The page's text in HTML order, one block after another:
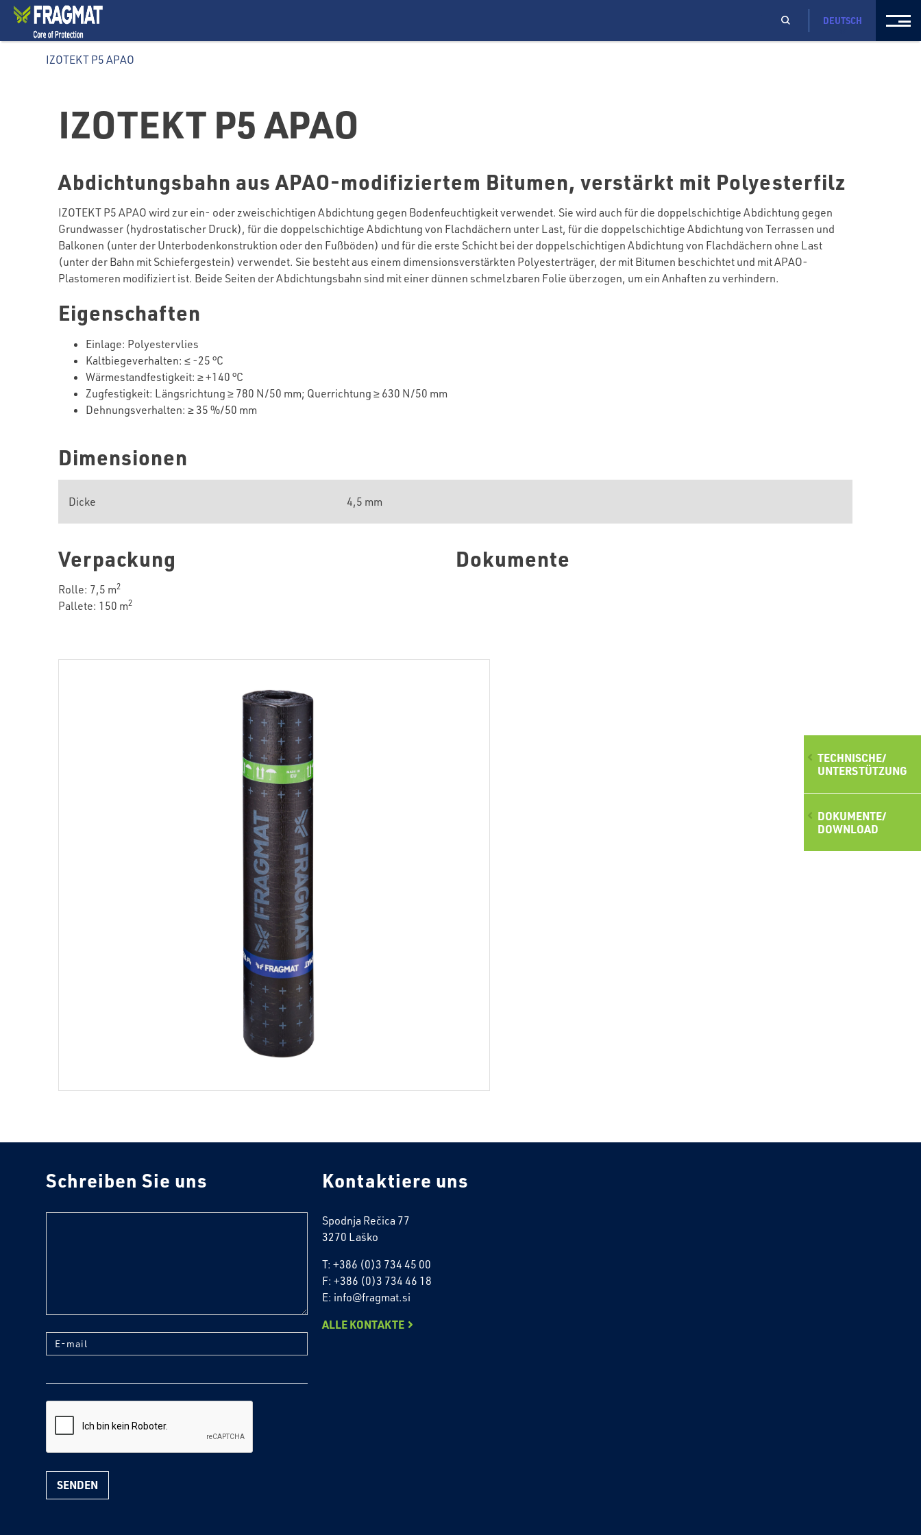
TECHNISCHE/
UNTERSTÜTZUNG
DOKUMENTE/
DOWNLOAD
DEUTSCH
IZOTEKT P5 APAO
IZOTEKT P5 APAO
Abdichtungsbahn aus APAO-modifiziertem Bitumen, verstärkt mit Polyesterfilz
IZOTEKT P5 APAO wird zur ein- oder zweischichtigen Abdichtung gegen Bodenfeuchtigkeit verwendet. Sie wird auch für die doppelschichtige Abdichtung gegen
Grundwasser (hydrostatischer Druck), für die doppelschichtige Abdichtung von Flachdächern unter Last, für die doppelschichtige Abdichtung von Terrassen und
Balkonen (unter der Unterbodenkonstruktion oder den Fußböden) und für die erste Schicht bei der doppelschichtigen Abdichtung von Flachdächern ohne Last
(unter der Bahn mit Schiefergestein) verwendet. Sie besteht aus einem dimensionsverstärkten Polyesterträger, der mit Bitumen beschichtet und mit APAO-
Plastomeren modifiziert ist. Beide Seiten der Abdichtungsbahn sind mit einer dünnen schmelzbaren Folie überzogen, um ein Anhaften zu verhindern.
Eigenschaften
Einlage: Polyestervlies
Kaltbiegeverhalten: ≤ -25 °C
Wärmestandfestigkeit: ≥ +140 °C
Zugfestigkeit: Längsrichtung ≥ 780 N/50 mm; Querrichtung ≥ 630 N/50 mm
Dehnungsverhalten: ≥ 35 %/50 mm
Dimensionen
Dicke 4,5 mm
Verpackung
Rolle: 7,5 m2
Pallete: 150 m2
Dokumente
Schreiben Sie uns
E-mail
Kontaktiere uns
Spodnja Rečica 77
3270 Laško
T: +386 (0)3 734 45 00
F: +386 (0)3 734 46 18
E: info@fragmat.si
ALLE KONTAKTE